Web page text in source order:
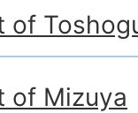
of
of Mizuya